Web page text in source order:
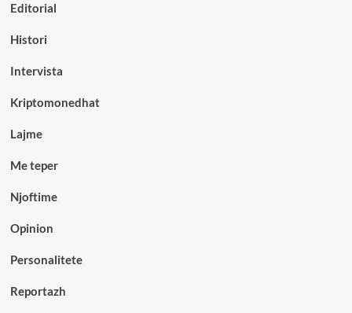
Editorial
Histori
Intervista
Kriptomonedhat
Lajme
Me teper
Njoftime
Opinion
Personalitete
Reportazh